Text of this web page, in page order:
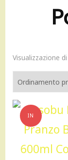
Visualizzazione
IN
OFFERTA!